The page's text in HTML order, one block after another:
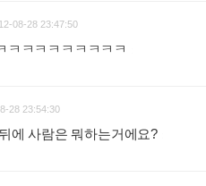
08-28 23:47:50
ㅋㅋㅋㅋㅋㅋㅋㅋㅋ
28 23:54:30
에 사람은 뭐하는거에요?